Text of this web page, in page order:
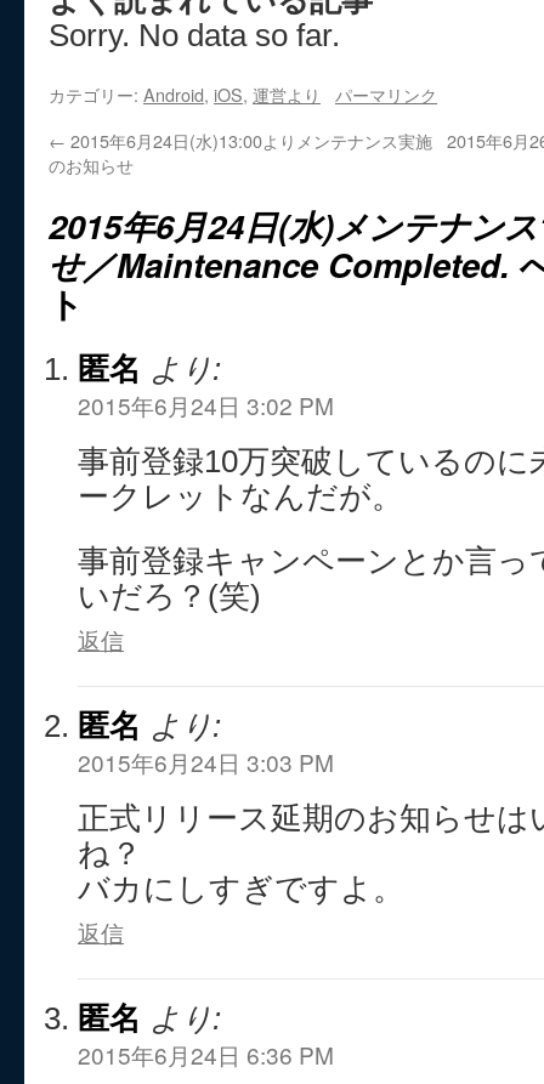
Sorry. No data so far.
カテゴリー: Android, iOS, 運営より
パーマリンク
← 2015年6月24日(水)13:00よりメンテナンス実施
のお知らせ
2015年6月
2015年6月24日(水)メンテナン
せ／Maintenance Completed.
ト
匿名 より:
2015年6月24日 3:02 PM
事前登録10万突破しているのに
ークレットなんだが。
事前登録キャンペーンとか言っ
いだろ？(笑)
返信
匿名 より:
2015年6月24日 3:03 PM
正式リリース延期のお知らせ
ね？
バカにしすぎですよ。
返信
匿名 より:
2015年6月24日 6:36 PM